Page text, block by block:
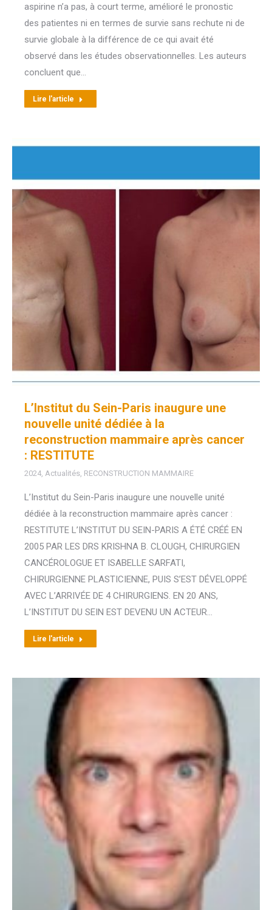
aspirine n’a pas, à court terme, amélioré le pronostic
des patientes ni en termes de survie sans rechute ni de
survie globale à la différence de ce qui avait été
observé dans les études observationnelles. Les auteurs
concluent que…
Lire l'article
L’Institut du Sein-Paris inaugure une
nouvelle unité dédiée à la
reconstruction mammaire après cancer
: RESTITUTE
2024 Actualités RECONSTRUCTION MAMMAIRE
L’Institut du Sein-Paris inaugure une nouvelle unité
dédiée à la reconstruction mammaire après cancer :
RESTITUTE L’INSTITUT DU SEIN-PARIS A ÉTÉ CRÉÉ EN
2005 PAR LES DRS KRISHNA B. CLOUGH, CHIRURGIEN
CANCÉROLOGUE ET ISABELLE SARFATI,
CHIRURGIENNE PLASTICIENNE, PUIS S’EST DÉVELOPPÉ
AVEC L’ARRIVÉE DE 4 CHIRURGIENS. EN 20 ANS,
L’INSTITUT DU SEIN EST DEVENU UN ACTEUR…
Lire l'article